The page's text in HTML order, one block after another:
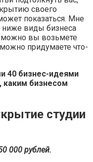
своего
показаться. Мне
ниже виды бизнеса
вы возьмете
придумаете что-
40 бизнес-идеями
бизнесом
студии
000 рублей.